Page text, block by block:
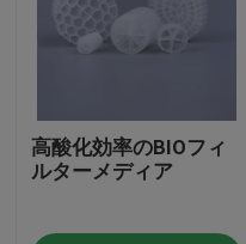
高酸化効率のBIOフィ
ルターメディア